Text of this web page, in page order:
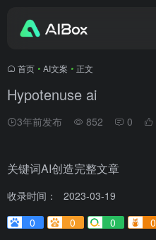
首页 • AI文案 • 正文
Hypotenuse ai
3年前发布 852 0
关键词AI创造完整文章
收录时间：
2023-03-19
0
0 0 0